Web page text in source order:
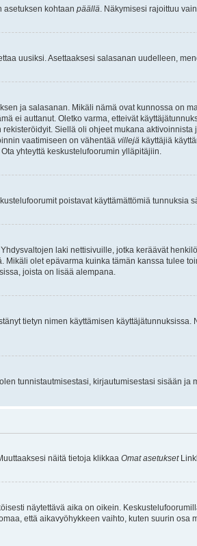
asetuksen kohtaan päällä . Näkymisesi rajoittuu
uusiksi. Asettaaksesi salasanan uudelleen,
ja salasanan. Mikäli nämä ovat kunnossa on
ei auttanut. Oletko varma, etteivät
Siellä oli ohjeet mukana
vaatimiseen on vähentää villejä käyttäjiä
yhteyttä keskustelufoorumin ylläpitäjiin.
poistavat käyttämättömiä
laki nettisivuille, jotka keräävät
olet epävarma kuinka tämän kanssa tulee
joista on lisää alempana.
tietyn nimen käyttämisen
tunnistautmisestasi, kirjautumisestasi sisään
näitä tietoja klikkaa Omat asetukset
näytettävä aika on oikein.
että aikavyöhykkeen vaihto, kuten suurin